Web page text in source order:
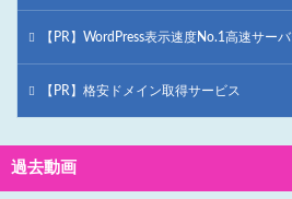
【PR】WordPress表示速度No.1高速サー
【PR】格安ドメイン取得サービス
過去動画